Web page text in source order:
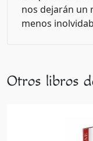
nos dejarán un
menos
Otros libros